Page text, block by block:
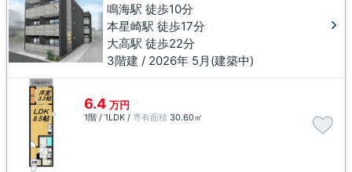
鳴海駅 徒歩10分
本星崎駅 徒歩17分
大高駅 徒歩22分
3階建 / 2026年 5月(建築中)
6.4 万円
1階 / 1LDK / 専有面積 30.60㎡